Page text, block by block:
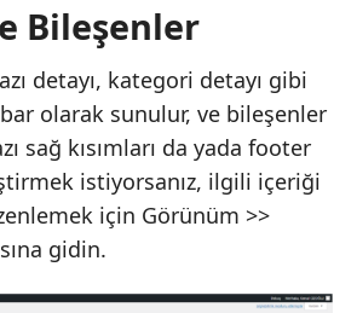
Bileşenler
detayı, kategori detayı gibi
olarak sunulur, ve bileşenler
sağ kısımları da yada footer
istiyorsanız, ilgili içeriği
için Görünüm >>
gidin.